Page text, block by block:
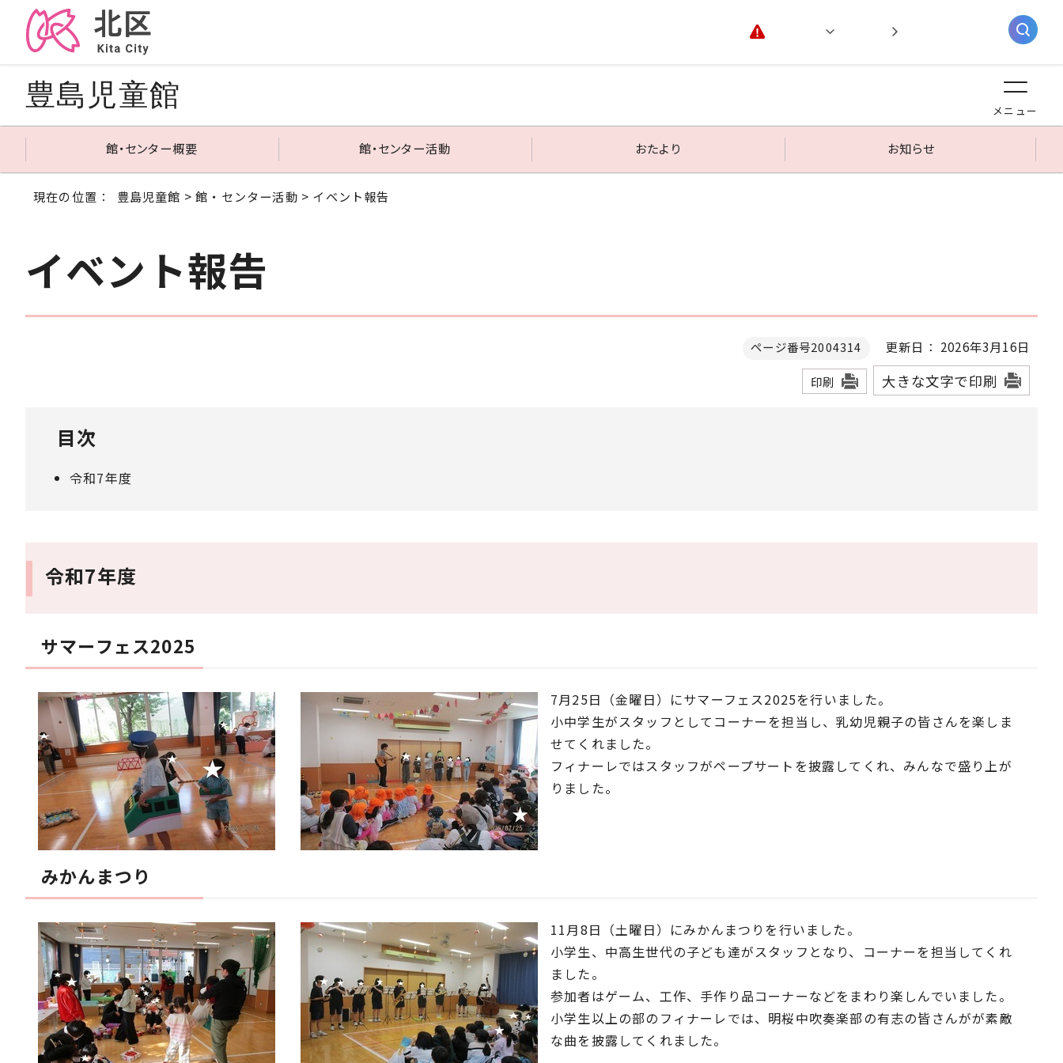
豊島児童館 メニュー
館・センター概要 館・センター活動 おたより お知らせ
現在の位置： 豊島児童館 >館・センター活動 > イベント報告
イベント報告
ページ番号2004314 更新日： 2026年3月16日
印刷 大きな文字で印刷
目次
令和7年度
令和7年度
サマーフェス2025
7月25日（金曜日）にサマーフェス2025を行いました。
小中学生がスタッフとしてコーナーを担当し、乳幼児親子の皆さんを楽しま
せてくれました。
フィナーレではスタッフがペープサートを披露してくれ、みんなで盛り上が
りました。
みかんまつり
11月8日（土曜日）にみかんまつりを行いました。
小学生、中高生世代の子ども達がスタッフとなり、コーナーを担当してくれ
ました。
参加者はゲーム、工作、手作り品コーナーなどをまわり楽しんでいました。
小学生以上の部のフィナーレでは、明桜中吹奏楽部の有志の皆さんがが素敵
な曲を披露してくれました。